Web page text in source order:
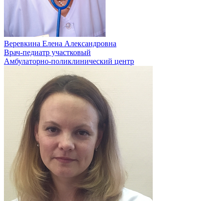
Веревкина Елена Александровна
Врач-педиатр участковый
Амбулаторно-поликлинический центр